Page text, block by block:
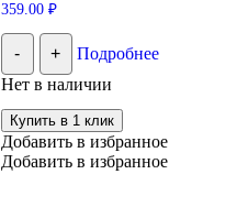
359.00 ₽
- +
Подробнее
Нет в наличии
Купить в 1 клик
Добавить в избранное
Добавить в избранное